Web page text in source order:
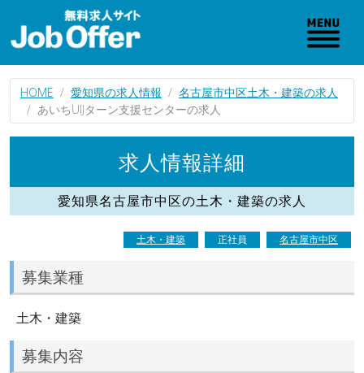
HOME 愛知県の求人情報
名古屋市中区土木・建築の求人
あいちUIJターン支援センターの求人
求人情報詳細
愛知県名古屋市中区の土木・建築の求人
土木・建築 正社員 名古屋市中区
募集業種
土木・建築
募集内容